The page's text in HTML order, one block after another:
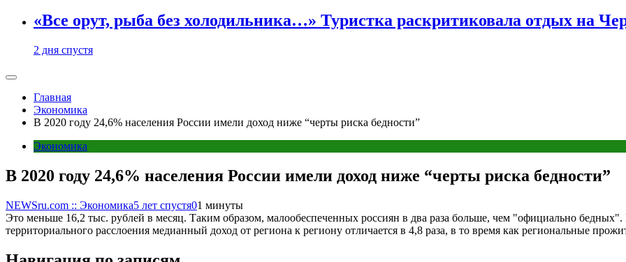
«Все орут, рыба без холодильника…» Туристка раскритиковала отдых на
2 дня спустя
Главная
Экономика
В 2020 году 24,6% населения России имели доход ниже “черты риска бедности”
Экономика
В 2020 году 24,6% населения России имели доход ниже “черты риска бедности”
NEWSru.com :: Экономика5 лет спустя01 минуты
Это меньше 16,2 тыс. рублей в месяц. Таким образом, малообеспеченных россиян в два раза больше, чем "официально
территориального расслоения медианный доход от региона к региону отличается в 4,8 раза, в то время как региональные